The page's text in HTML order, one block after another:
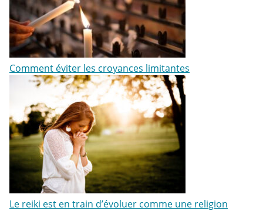
Comment éviter les croyances limitantes
Le reiki est en train d’évoluer comme une religion